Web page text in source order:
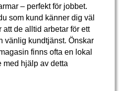
– perfekt för jobbet.
som kund känner dig väl
de alltid arbetar för ett
vänlig kundtjänst. Önskar
finns ofta en lokal
med hjälp av detta